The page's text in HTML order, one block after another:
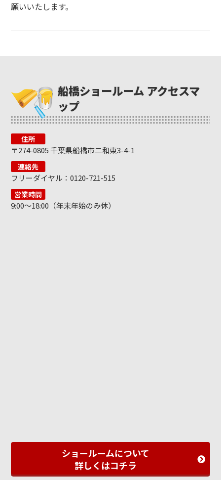
願いいたします。
船橋ショールーム アクセスマ
ップ
住所
〒274-0805 千葉県船橋市二和東3-4-1
連絡先
フリーダイヤル：0120-721-515
営業時間
9:00～18:00（年末年始のみ休）
ショールームについて
詳しくはコチラ